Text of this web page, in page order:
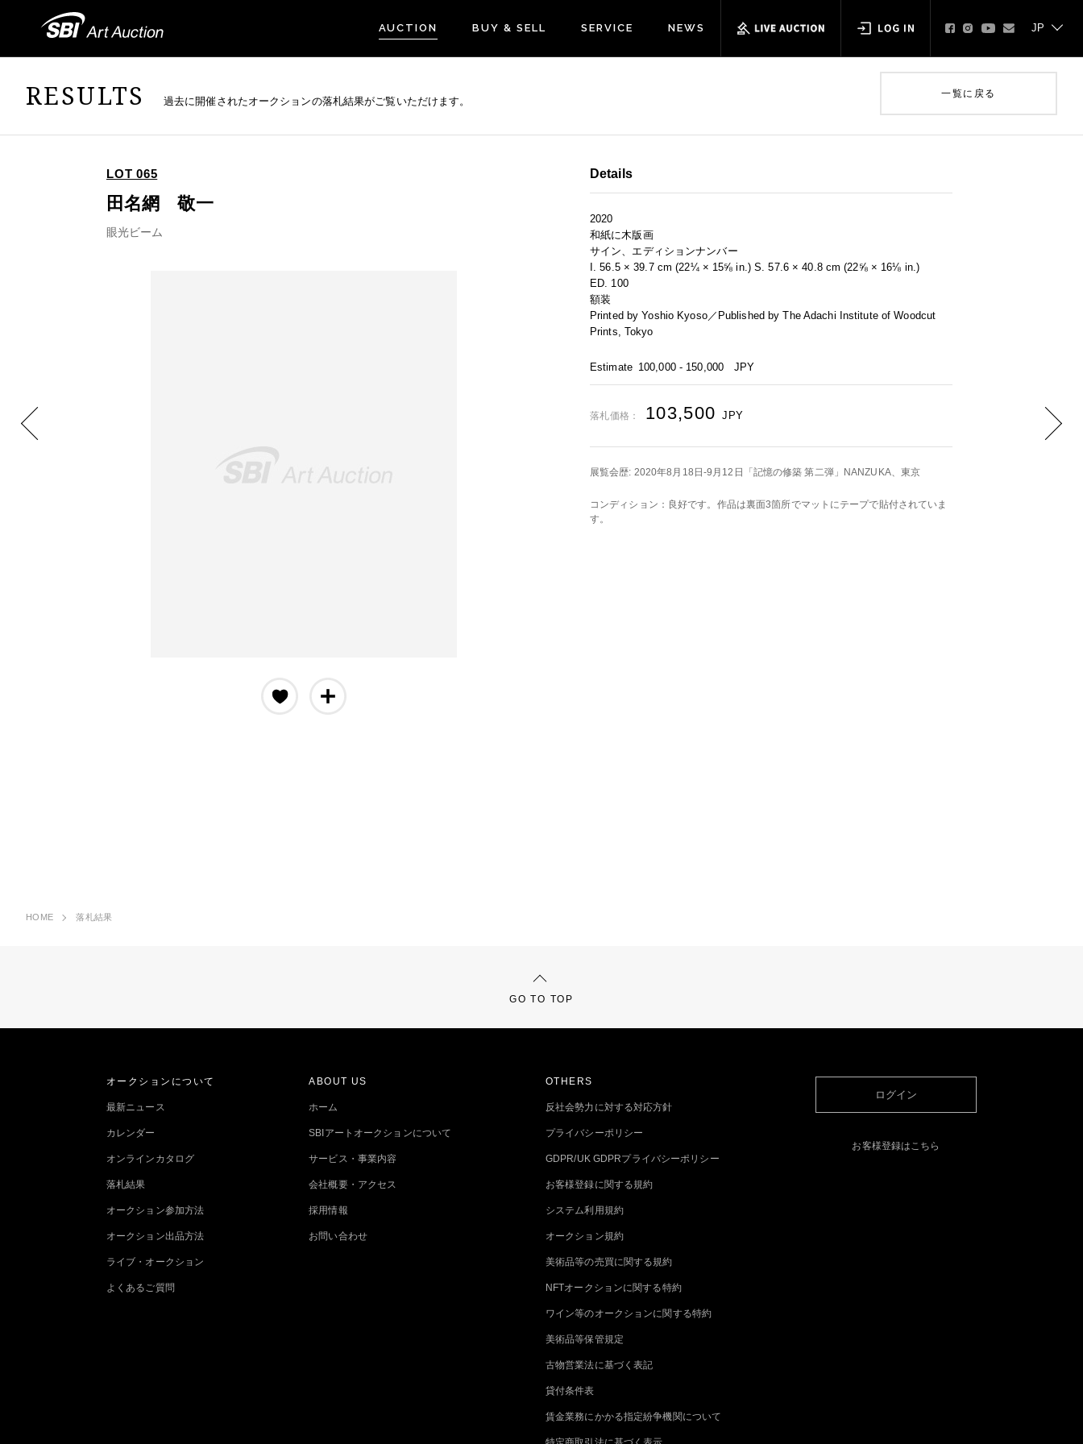
AUCTION BUY & SELL SERVICE NEWS
RESULTS 過去に開催されたオークションの落札結果がご覧いただけます。
一覧に戻る
LOT 065
田名網 敬一
眼光ビーム
Details
2020
和紙に木版画
サイン、エディションナンバー
I. 56.5 × 39.7 cm (22¼ × 15⅝ in.) S. 57.6 × 40.8 cm (22⅝ × 16⅛ in.)
ED. 100
額装
Printed by Yoshio Kyoso／Published by The Adachi Institute of Woodcut
Prints, Tokyo
Estimate 100,000 - 150,000 JPY
落札価格： 103,500 JPY
展覧会歴: 2020年8月18日-9月12日「記憶の修築 第二弾」NANZUKA、東京
コンディション：良好です。作品は裏面3箇所でマットにテープで貼付されていま
す。
HOME 落札結果
GO TO TOP
オークションについて
最新ニュース
カレンダー
オンラインカタログ
落札結果
オークション参加方法
オークション出品方法
ライブ・オークション
よくあるご質問
ABOUT US
ホーム
SBIアートオークションについて
サービス・事業内容
会社概要・アクセス
採用情報
お問い合わせ
OTHERS
反社会勢力に対する対応方針
プライバシーポリシー
GDPR/UK GDPRプライバシーポリシー
お客様登録に関する規約
システム利用規約
オークション規約
美術品等の売買に関する規約
NFTオークションに関する特約
ワイン等のオークションに関する特約
美術品等保管規定
古物営業法に基づく表記
貸付条件表
賃金業務にかかる指定紛争機関について
ログイン
お客様登録はこちら